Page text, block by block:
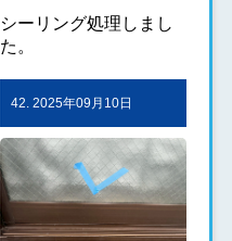
シーリング処理しまし
た。
42. 2025年09月10日